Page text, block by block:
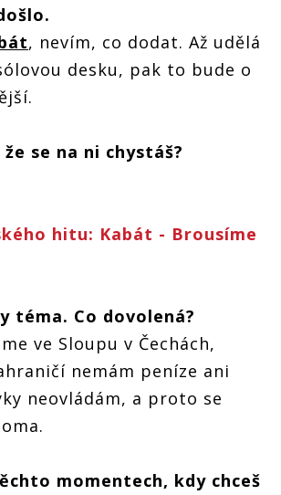
, nevím, co dodat. Až udělá
desku, pak to bude o
se na ni chystáš?
hitu: Kabát - Brousíme
téma. Co dovolená?
ve Sloupu v Čechách,
nemám peníze ani
neovládám, a proto se
momentech, kdy chceš